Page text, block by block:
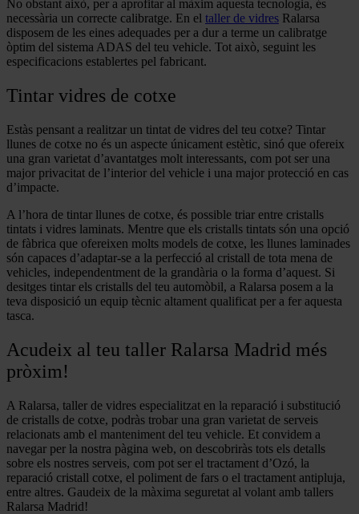
No obstant això, per a aprofitar al màxim aquesta tecnologia, és
necessària un correcte calibratge. En el taller de vidres Ralarsa
disposem de les eines adequades per a dur a terme un calibratge
òptim del sistema ADAS del teu vehicle. Tot això, seguint les
especificacions establertes pel fabricant.
Tintar vidres de cotxe
Estàs pensant a realitzar un tintat de vidres del teu cotxe? Tintar
llunes de cotxe no és un aspecte únicament estètic, sinó que ofereix
una gran varietat d’avantatges molt interessants, com pot ser una
major privacitat de l’interior del vehicle i una major protecció en cas
d’impacte.
A l’hora de tintar llunes de cotxe, és possible triar entre cristalls
tintats i vidres laminats. Mentre que els cristalls tintats són una opció
de fàbrica que ofereixen molts models de cotxe, les llunes laminades
són capaces d’adaptar-se a la perfecció al cristall de tota mena de
vehicles, independentment de la grandària o la forma d’aquest. Si
desitges tintar els cristalls del teu automòbil, a Ralarsa posem a la
teva disposició un equip tècnic altament qualificat per a fer aquesta
tasca.
Acudeix al teu taller Ralarsa Madrid més
pròxim!
A Ralarsa, taller de vidres especialitzat en la reparació i substitució
de cristalls de cotxe, podràs trobar una gran varietat de serveis
relacionats amb el manteniment del teu vehicle. Et convidem a
navegar per la nostra pàgina web, on descobriràs tots els detalls
sobre els nostres serveis, com pot ser el tractament d’Ozó, la
reparació cristall cotxe, el poliment de fars o el tractament antipluja,
entre altres. Gaudeix de la màxima seguretat al volant amb tallers
Ralarsa Madrid!